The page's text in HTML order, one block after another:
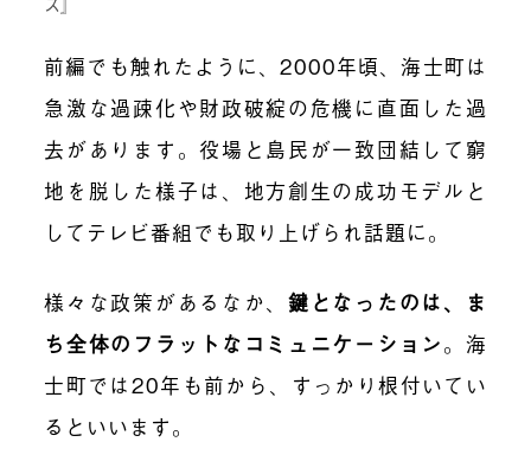
前編でも触れたように、2000年頃、海士町は
急激な過疎化や財政破綻の危機に直面した過
去があります。役場と島民が一致団結して窮
地を脱した様子は、地方創生の成功モデルと
してテレビ番組でも取り上げられ話題に。
様々な政策があるなか、鍵となったのは、ま
ち全体のフラットなコミュニケーション。海
士町では20年も前から、すっかり根付いてい
るといいます。